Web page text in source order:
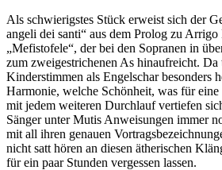
Als schwierigstes Stück erweist sich der
angeli dei santi“ aus dem Prolog zu
„Mefistofele“, der bei den Sopranen in
zum zweigestrichenen As hinaufreicht. Da
Kinderstimmen als Engelschar besonders
Harmonie, welche Schönheit, was für
mit jedem weiteren Durchlauf vertiefen
Sänger unter Mutis Anweisungen immer
mit all ihren genauen
nicht satt hören an diesen ätherischen
für ein paar Stunden vergessen lassen.